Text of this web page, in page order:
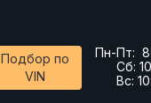
Подбор по
VIN
Пн-Пт:
Сб:
Вс: